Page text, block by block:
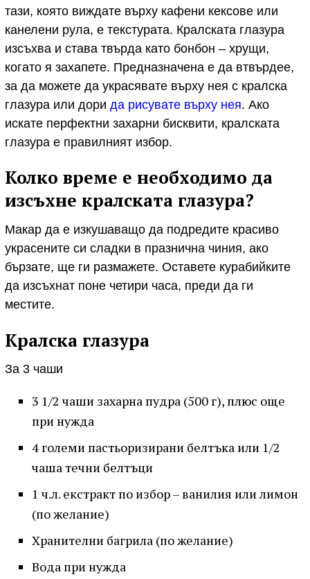
тази, която виждате върху кафени кексове или
канелени рула, е текстурата. Кралската глазура
изсъхва и става твърда като бонбон – хрущи,
когато я захапете. Предназначена е да втвърдее,
за да можете да украсявате върху нея с кралска
глазура или дори да рисувате върху нея. Ако
искате перфектни захарни бисквити, кралската
глазура е правилният избор.
Колко време е необходимо да
изсъхне кралската глазура?
Макар да е изкушаващо да подредите красиво
украсените си сладки в празнична чиния, ако
бързате, ще ги размажете. Оставете курабийките
да изсъхнат поне четири часа, преди да ги
местите.
Кралска глазура
За 3 чаши
3 1/2 чаши захарна пудра (500 г), плюс още
при нужда
4 големи пастьоризирани белтъка или 1/2
чаша течни белтъци
1 ч.л. екстракт по избор – ванилия или лимон
(по желание)
Хранителни багрила (по желание)
Вода при нужда